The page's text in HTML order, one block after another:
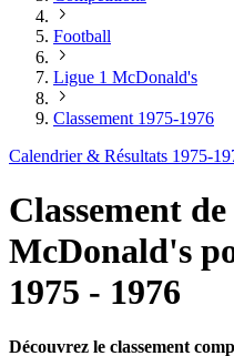
Football
Ligue 1 McDonald's
Classement 1975-1976
Calendrier & Résultats 1975-
Classement de
McDonald's
1975 - 1976
Découvrez le classement